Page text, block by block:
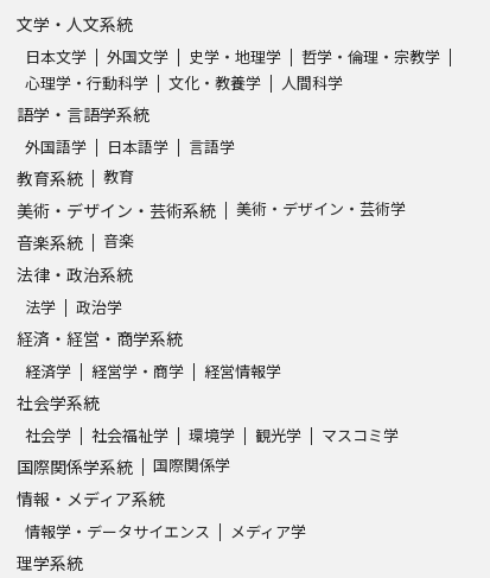
大学で学べる内容や特徴を調べる
新増設大学・学部・学科特集
国際・グロ
データサイエンス特集
進路の３択
新学年スタート号特集ページ（高2生用）
SELFBRAND特集ページ
オープンキャンパスなどを調べる
来場型・Web型イベント特集
夢ナビライブ
文学・人文系統
日本文学 外国文学 史学・地理学
哲学・倫理・宗教学
心理学・行動科学
文化・教養学 人間科学
語学・言語学系統
外国語学 日本語学 言語学
教育系統 教育
美術・デザイン・芸術系統 美術・デザイン・芸術学
音楽系統 音楽
法律・政治系統
法学 政治学
経済・経営・商学系統
経済学 経営学・商学 経営情報学
社会学系統
社会学 社会福祉学 環境学 観光学 マスコミ学
国際関係学系統 国際関係学
情報・メディア系統
情報学・データサイエンス メディア学
理学系統